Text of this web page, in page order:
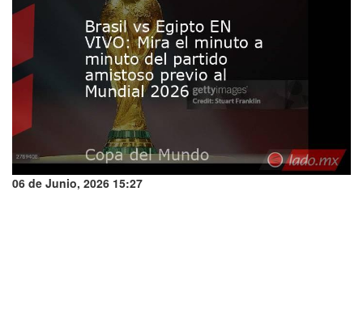
06 de Junio, 2026 15:27